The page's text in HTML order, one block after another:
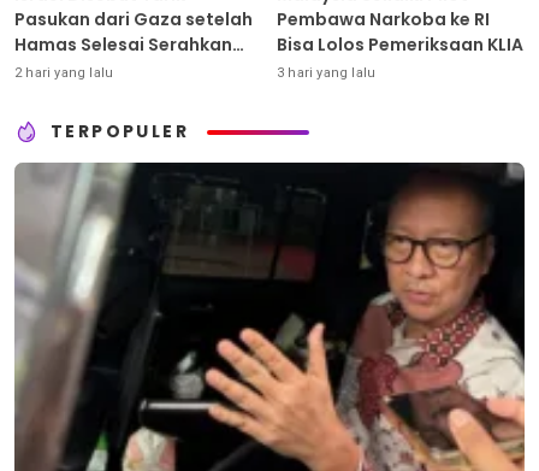
Pasukan dari Gaza setelah
Hamas Selesai Serahkan
Senjata
2 hari yang lalu
Pembawa Narkoba ke RI
Bisa Lolos Pemeriksaan KLIA
3 hari yang lalu
TERPOPULER